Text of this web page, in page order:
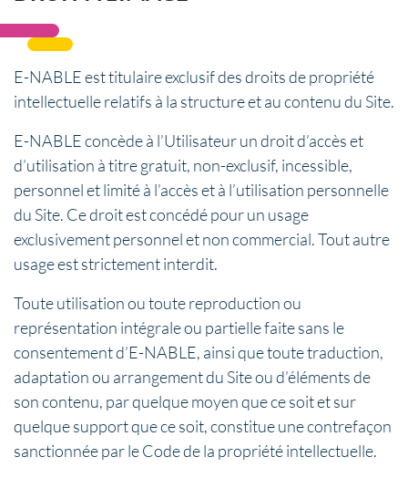
E-NABLE est titulaire exclusif des droits de propriété
intellectuelle relatifs à la structure et au contenu du Site.
E-NABLE concède à l’Utilisateur un droit d’accès et
d’utilisation à titre gratuit, non-exclusif, incessible,
personnel et limité à l’accès et à l’utilisation personnelle
du Site. Ce droit est concédé pour un usage
exclusivement personnel et non commercial. Tout autre
usage est strictement interdit.
Toute utilisation ou toute reproduction ou
représentation intégrale ou partielle faite sans le
consentement d’E-NABLE, ainsi que toute traduction,
adaptation ou arrangement du Site ou d’éléments de
son contenu, par quelque moyen que ce soit et sur
quelque support que ce soit, constitue une contrefaçon
sanctionnée par le Code de la propriété intellectuelle.